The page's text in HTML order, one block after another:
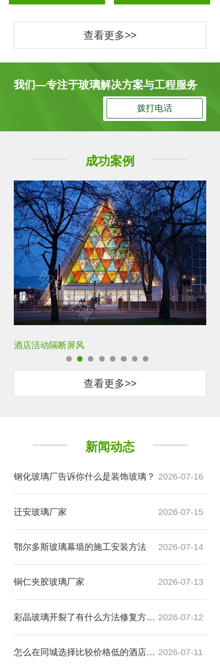
查看更多>>
我们—专注于玻璃解决方案与工程服务
拨打电话
成功案例
银玻长虹玻璃玄关隔断
查看更多>>
新闻动态
钢化玻璃厂告诉你什么是装饰玻璃？ 2026-07-16
迁安玻璃厂家 2026-07-15
鄂尔多斯玻璃幕墙的施工安装方法 2026-07-14
铜仁夹胶玻璃厂家 2026-07-13
彩晶玻璃开裂了有什么方法修复方法？ 2026-07-12
怎么在同城选择比较价格低的酒店装饰玻璃厂家 2026-07-11